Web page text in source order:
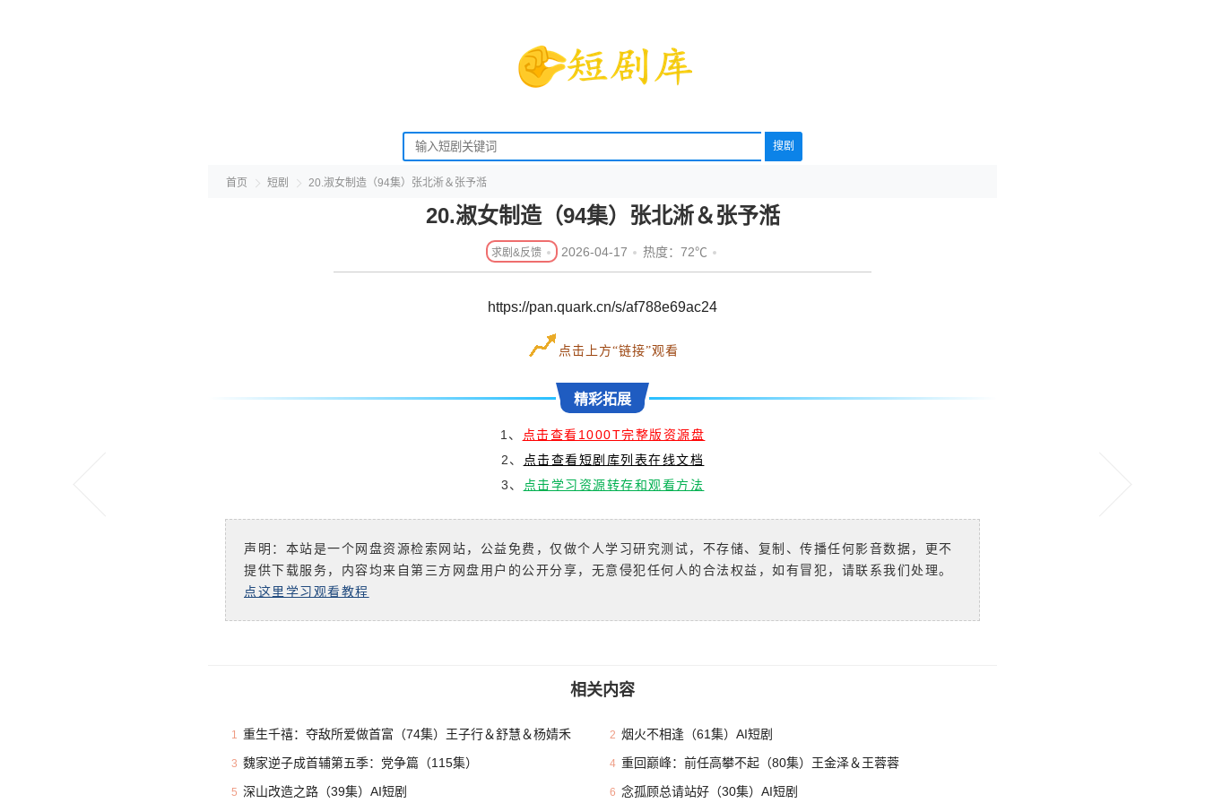
搜剧
首页 短剧 20.淑女制造（94集）张北淅＆张予湉
20.淑女制造（94集）张北淅＆张予湉
2026-04-17 热度：72℃
https://pan.quark.cn/s/af788e69ac24
点击上方“链接”观看
精彩拓展
1、 点击查看1000T完整版资源盘
2、 点击查看短剧库列表在线文档
3、 点击学习资源转存和观看方法
声明：本站是一个网盘资源检索网站，公益免费，仅做个人学习研究测试，不存储、复制、传播任何影音数据，更不
提供下载服务，内容均来自第三方网盘用户的公开分享，无意侵犯任何人的合法权益，如有冒犯，请联系我们处理。
点这里学习观看教程
相关内容
1 重生千禧：夺敌所爱做首富（74集）王子行＆舒慧＆杨婧禾 2 烟火不相逢（61集）AI短剧
3 魏家逆子成首辅第五季：党争篇（115集） 4 重回巅峰：前任高攀不起（80集）王金泽＆王蓉蓉
5 深山改造之路（39集）AI短剧 6 念孤顾总请站好（30集）AI短剧